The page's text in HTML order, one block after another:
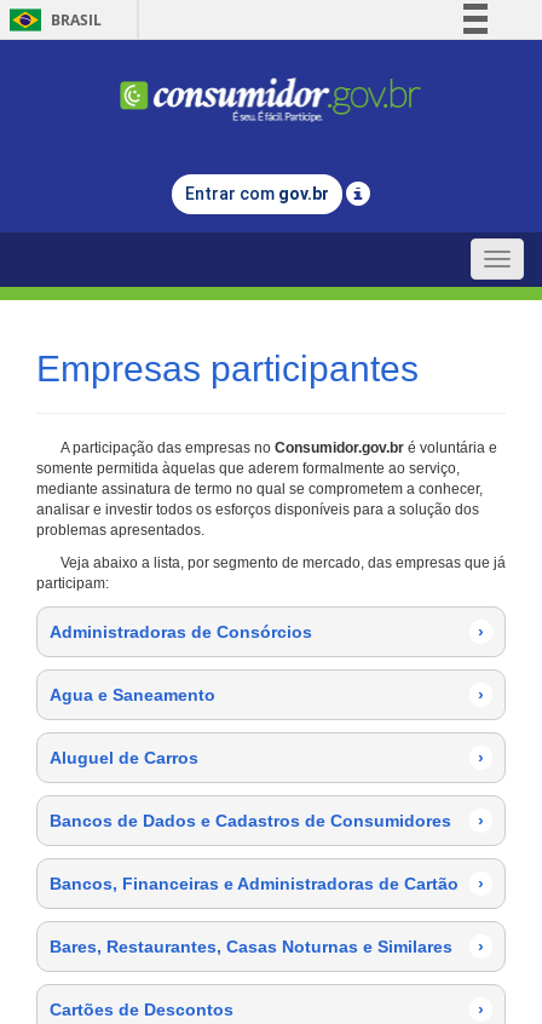
BRASIL
Comunica BR
Legislação
Entrar com gov.br
Toggle
Empresas participantes
A participação das empresas no Consumidor.gov.br é voluntária e
somente permitida àquelas que aderem formalmente ao serviço,
mediante assinatura de termo no qual se comprometem a conhecer,
analisar e investir todos os esforços disponíveis para a solução dos
problemas apresentados.
Veja abaixo a lista, por segmento de mercado, das empresas que já
participam:
Administradoras de Consórcios ›
Agua e Saneamento ›
Aluguel de Carros ›
Bancos de Dados e Cadastros de Consumidores ›
Bancos, Financeiras e Administradoras de Cartão ›
Bares, Restaurantes, Casas Noturnas e Similares ›
Cartões de Descontos ›